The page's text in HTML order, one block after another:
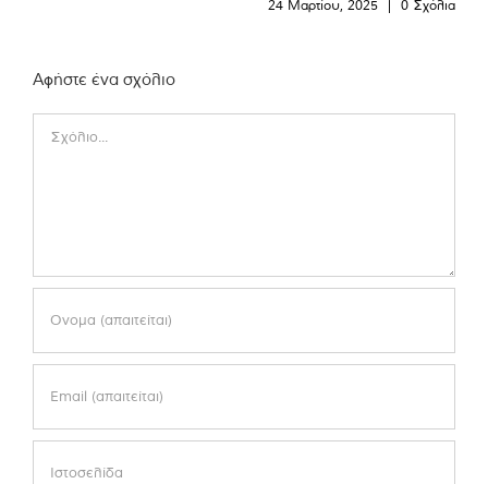
24 Μαρτίου, 2025 | 0 Σχόλια
Αφήστε ένα σχόλιο